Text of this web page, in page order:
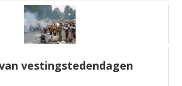
vestingstedendagen